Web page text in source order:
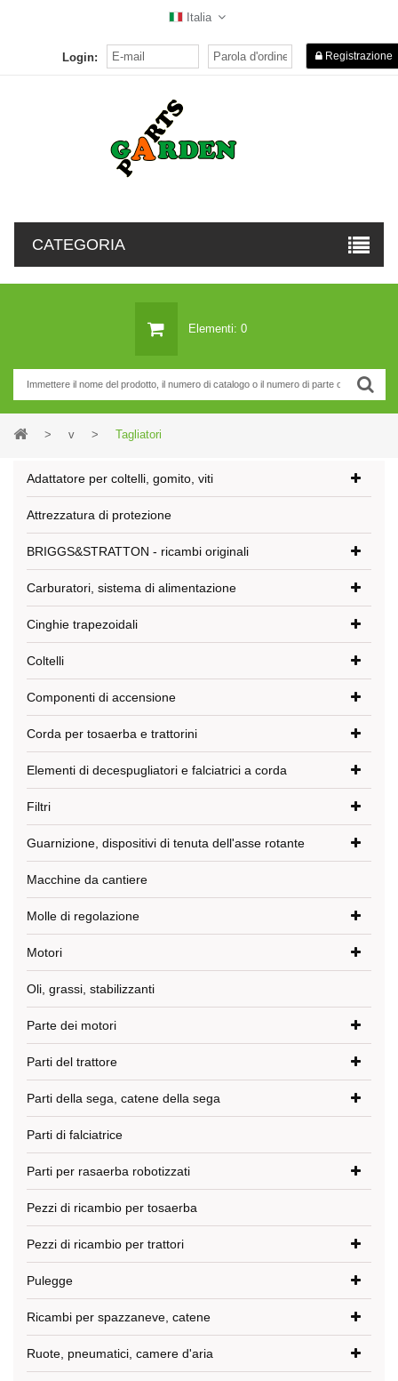
Italia
Login: Registrazione
CATEGORIA
Elementi: 0
> v > Tagliatori
Adattatore per coltelli, gomito, viti
Attrezzatura di protezione
BRIGGS&STRATTON - ricambi originali
Carburatori, sistema di alimentazione
Cinghie trapezoidali
Coltelli
Componenti di accensione
Corda per tosaerba e trattorini
Elementi di decespugliatori e falciatrici a corda
Filtri
Guarnizione, dispositivi di tenuta dell'asse rotante
Macchine da cantiere
Molle di regolazione
Motori
Oli, grassi, stabilizzanti
Parte dei motori
Parti del trattore
Parti della sega, catene della sega
Parti di falciatrice
Parti per rasaerba robotizzati
Pezzi di ricambio per tosaerba
Pezzi di ricambio per trattori
Pulegge
Ricambi per spazzaneve, catene
Ruote, pneumatici, camere d'aria